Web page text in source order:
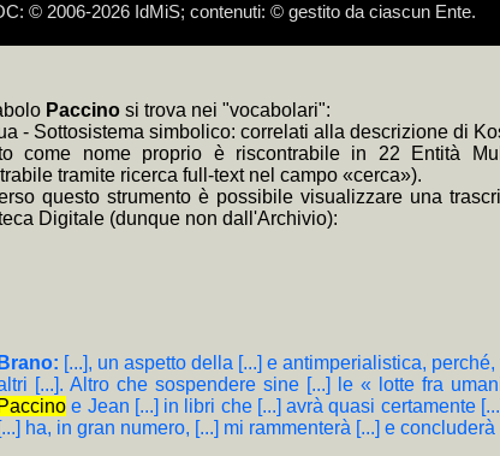
© 2006-2026 IdMiS; contenuti: © gestito da ciascun Ente.
testuali terminano in asis, asis-, acsis, rsis, ssis
Paccino si trova nei "vocabolari":
- Sottosistema simbolico: correlati alla descrizione di
come nome proprio è riscontrabile in 22 Entità
tramite ricerca full-text nel campo «cerca»).
questo strumento è possibile visualizzare una
Digitale (dunque non dall'Archivio):
Brano: [...], un aspetto della [...] e antimperialistica,
[...]. Altro che sospendere sine [...] le « lotte fra
Paccino e Jean [...] in libri che [...] avrà quasi certamente
[...] ha, in gran numero, [...] mi rammenterà [...] e